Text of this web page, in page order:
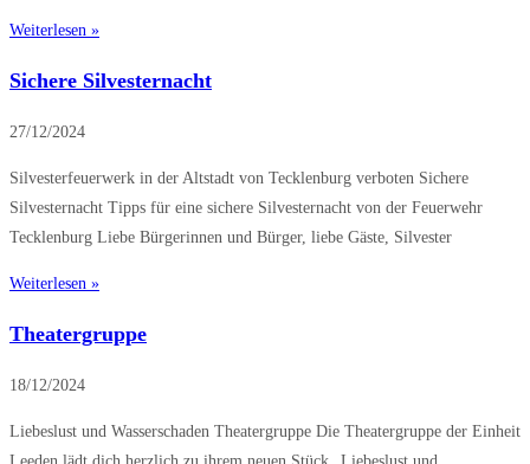
Weiterlesen »
Sichere Silvesternacht
27/12/2024
Silvesterfeuerwerk in der Altstadt von Tecklenburg verboten Sichere
Silvesternacht Tipps für eine sichere Silvesternacht von der Feuerwehr
Tecklenburg Liebe Bürgerinnen und Bürger, liebe Gäste, Silvester
Weiterlesen »
Theatergruppe
18/12/2024
Liebeslust und Wasserschaden Theatergruppe Die Theatergruppe der Einheit